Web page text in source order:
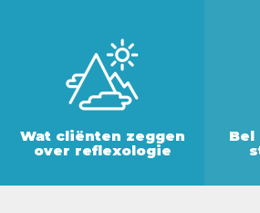
Wat cliënten zeggen
over reflexologie
Bel